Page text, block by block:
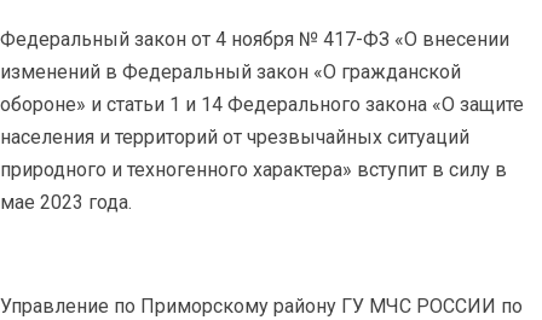
Федеральный закон от 4 ноября № 417-ФЗ «О внесении
изменений в Федеральный закон «О гражданской
обороне» и статьи 1 и 14 Федерального закона «О защите
населения и территорий от чрезвычайных ситуаций
природного и техногенного характера» вступит в силу в
мае 2023 года.
Управление по Приморскому району ГУ МЧС РОССИИ по